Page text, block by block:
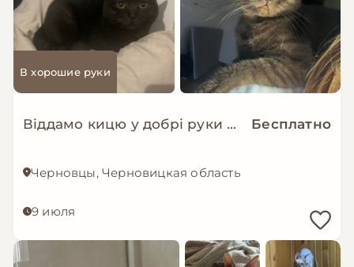
В хорошие руки
Віддамо кицю у добрі руки безкоштовно!! Бесплатно
Черновцы, Черновицкая область
9 июля